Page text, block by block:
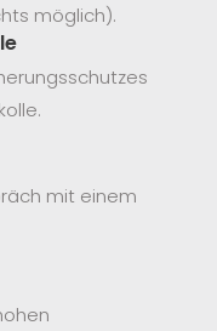
möglich).
mit einem